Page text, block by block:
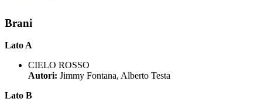
Brani
Lato A
CIELO ROSSO
Autori: Jimmy Fontana, Alberto Testa
Lato B